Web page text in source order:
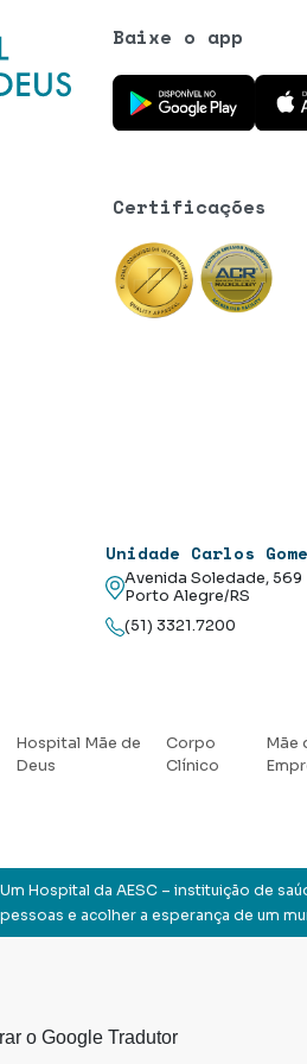
Baixe o app
Baixe o aplicativo naBaixe
Certificações
Unidade Carlos
Avenida Soledade, 569
Porto Alegre/RS
(51) 3321.7200
Hospital Mãe de
Deus
Corpo
Clínico
Mãe
Um Hospital da AESC – instituição de
pessoas e acolher a esperança de um
o Google Tradutor